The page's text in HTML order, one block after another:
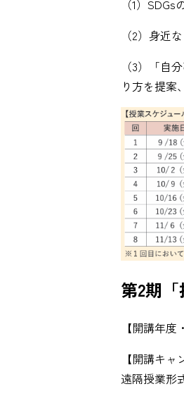
（1）
（2）身近
（3）「自
り方を提案
第2期「
【開講年
【開講キ
遠隔授業形